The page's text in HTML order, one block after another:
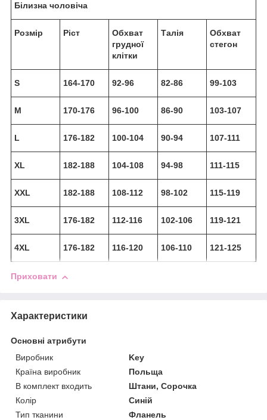
Білизна чоловіча
Розмір Ріст
Обхват
грудної
клітки
Талія
Обхват
стегон
S 164-170 92-96 82-86 99-103
M 170-176 96-100 86-90 103-107
L 176-182 100-104 90-94 107-111
XL 182-188 104-108 94-98 111-115
XXL 182-188 108-112 98-102 115-119
3XL 176-182 112-116 102-106 119-121
4XL 176-182 116-120 106-110 121-125
Приховати
Характеристики
Основні атрибути
Виробник
Key
Країна виробник
Польща
В комплект входить
Штани, Сорочка
Колір
Синій
Тип тканини
Фланель